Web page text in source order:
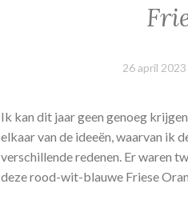
26 april 2023
Ik kan dit jaar geen genoeg
elkaar van de ideeën, waarvan ik
verschillende redenen. Er waren
deze rood-wit-blauwe Friese